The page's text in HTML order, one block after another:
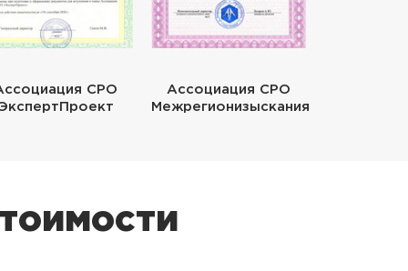
СРО
Ассоциация СРО
Межрегионизыскания